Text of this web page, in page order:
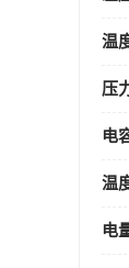
温
压
电
温
电